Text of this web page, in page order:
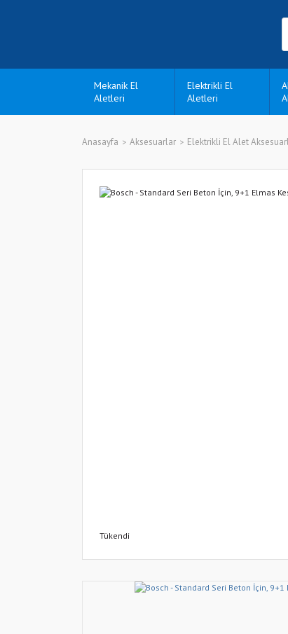
Mekanik El
Aletleri
Elektrikli El
Aletleri
Anasayfa Aksesuarlar Elektrikli El Alet
Tükendi